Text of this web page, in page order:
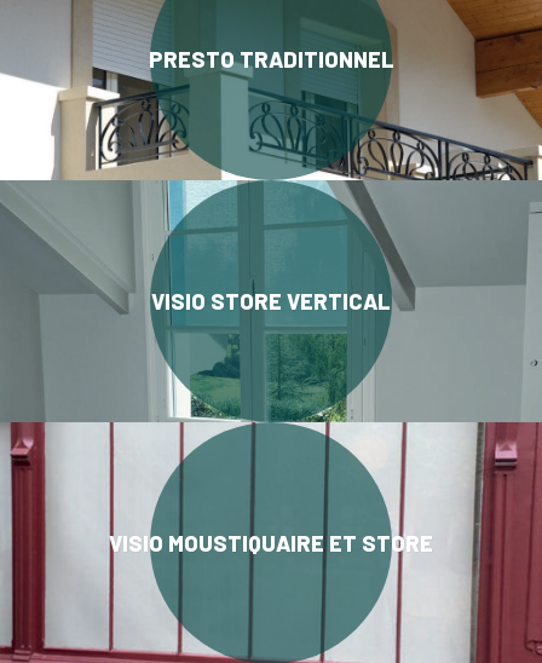
PRESTO TRADITIONNEL
VISIO STORE VERTICAL
VISIO MOUSTIQUAIRE ET STORE